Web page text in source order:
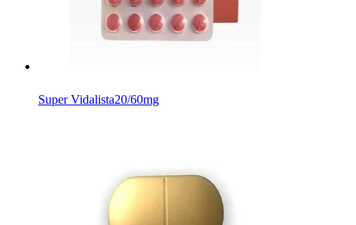
Super Vidalista20/60mg